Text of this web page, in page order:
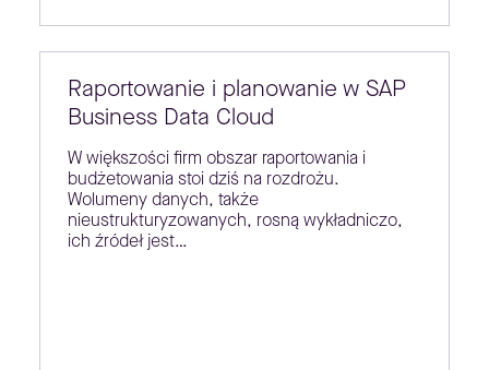
Raportowanie i planowanie w SAP
Business Data Cloud
W większości firm obszar raportowania i
budżetowania stoi dziś na rozdrożu.
Wolumeny danych, także
nieustrukturyzowanych, rosną wykładniczo,
ich źródeł jest…